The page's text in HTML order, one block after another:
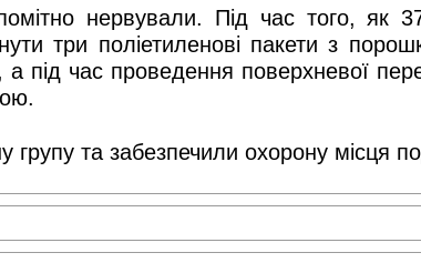
нервували. Під час того, як
три поліетиленові пакети з
час проведення поверхневої
групу та забезпечили охорону місця